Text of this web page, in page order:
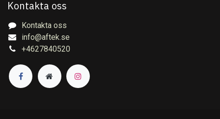
Kontakta oss
Kontakta oss
info@aftek.se
+4627840520